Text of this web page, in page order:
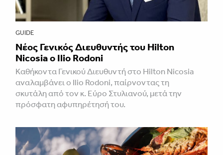
GUIDE
Νέος Γενικός Διευθυντής του Hilton
Nicosia ο Ilio Rodoni
Καθήκοντα Γενικού Διευθυντή στο Hilton Nicosia
αναλαμβάνει ο Ilio Rodoni, παίρνοντας τη
σκυτάλη από τον κ. Εύρο Στυλιανού, μετά την
πρόσφατη αφυπηρέτησή του.